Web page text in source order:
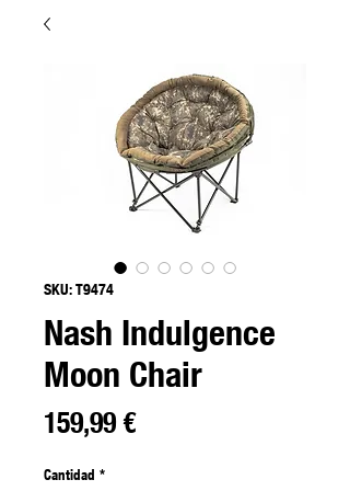
SKU: T9474
Nash Indulgence
Moon Chair
159,99 €Precio
Cantidad *